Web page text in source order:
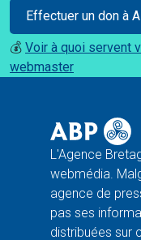
Effectuer un don à
💰 Voir à quoi servent
webmaster
L'Agence
webmédia.
agence de
pas ses
distribuées sur